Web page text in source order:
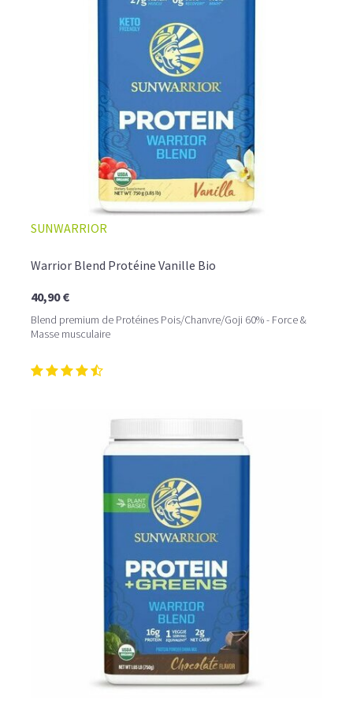
L’ALLIANCE PARFAITE ENTRE PLAISIR ET
PERFORMANCE
une boisson veloutée et énergisante.
Une vraie caresse chocolatée, riche en protéines, léger
pour ne jamais peser.
Pour les accros au chocolat qui veulent booster leurs
journées avec goût et équilibre.
🍵 MATCHA LATTE GLACÉ
SUNWARRIOR
Warrior Blend Protéine Vanille Bio
40,90 €
Blend premium de Protéines Pois/Chanvre/Goji 60% - Force &
Masse musculaire